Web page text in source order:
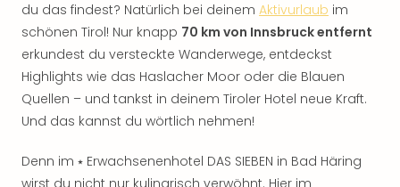
du das findest? Natürlich bei deinem Aktivurlaub im
schönen Tirol! Nur knapp 70 km von Innsbruck entfernt
erkundest du versteckte Wanderwege, entdeckst
Highlights wie das Haslacher Moor oder die Blauen
Quellen – und tankst in deinem Tiroler Hotel neue Kraft.
Und das kannst du wörtlich nehmen!
Denn im ⭑ Erwachsenenhotel DAS SIEBEN in Bad Häring
wirst du nicht nur kulinarisch verwöhnt. Hier im